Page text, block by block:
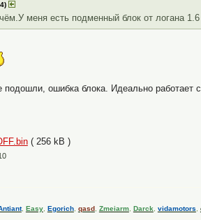
меня есть подменный блок от логана
ошибка блока. Идеально работает с
( 256 kB )
, Easy, Egorich, qasd, Zmeiarm, Darck vidamotors